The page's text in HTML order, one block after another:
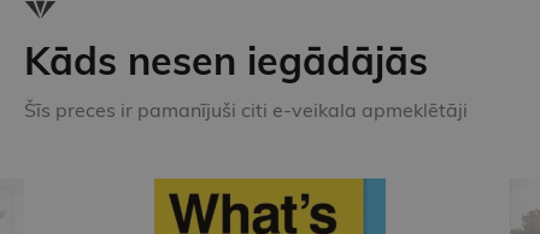
Kāds nesen iegādājās
Šīs preces ir pamanījuši citi e-veikala apmeklētāji